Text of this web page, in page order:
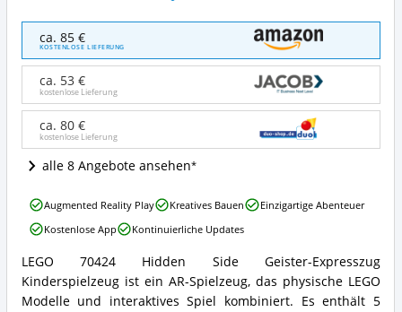
70424
Hidden
Side
Geister-
Expresszug
Kinderspielzeug
Angebote:
Wo
ist
LEGO®
Hidden
Side
erhältlich?
ca. 85 €
KOSTENLOSE LIEFERUNG
ca. 53 €
kostenlose Lieferung
ca. 80 €
kostenlose Lieferung
alle 8 Angebote ansehen
LEGO
70424
Hidden
LEGO 70424 Hidden Side Geister-Expresszug
Kinderspielzeug ist ein AR-Spielzeug, das physische LEGO
Modelle und interaktives Spiel kombiniert. Es enthält 5
LEGO
70424
Hidden
Geister-
Expresszug
Kinderspielzeug
Augmented Reality Play Kreatives Bauen
Einzigartige Abenteuer
Kostenlose App
Kontinuierliche Updates